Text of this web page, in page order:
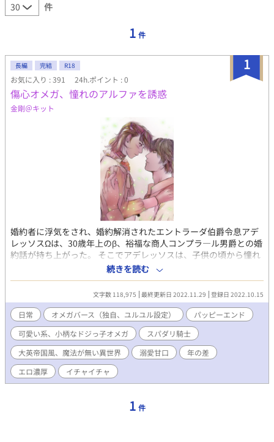
件
1 件
1
長編 完結 R18
お気に入り : 391 24h.ポイント : 0
傷心オメガ、憧れのアルファを誘惑
金剛＠キット
婚約者に浮気をされ、婚約解消されたエントラーダ伯爵令息アデ
レッソスΩは、30歳年上のβ、裕福な商人コンプラ―ル男爵との婚
約話が持ち上がった。 そこでアデレッソスは、子供の頃から憧れ
ていた騎士、ジェレンチ公爵デスチーノαの寝室に忍び込み、結婚
前の思い出作りに抱いて欲しいと懇願する。 デスチーノαは熱意
に負け、アデレッソスΩを受け入れようとするが… アデレッソ
スには、思い出作り以外にもう一つ、父親に命令され、どうして
もデスチーノに抱かれなければいけない事情があった。 ３０歳年
上の婚約者には子種が無く、アルファの子を身籠ることが結婚の
条件だった。 父の命令と恋心から、愛するデスチーノにたくさん
ウソをついたアデレッソスは、幸せを掴むことができるのか？ ※
お話に都合の良い、イチャイチャ多めの、ユルユルオメガバース
です。 😘R18濃厚です。苦手な方はご注意ください！
続きを読む
文字数 118,975 最終更新日 2022.11.29 登録日 2022.10.15
日常 オメガバース（独自、ユルユル設定）
パッピーエンド
可愛い系、小柄なドジっ子オメガ
スパダリ騎士
大英帝国風、魔法が無い異世界
溺愛甘口
年の差
エロ濃厚
イチャイチャ
1 件